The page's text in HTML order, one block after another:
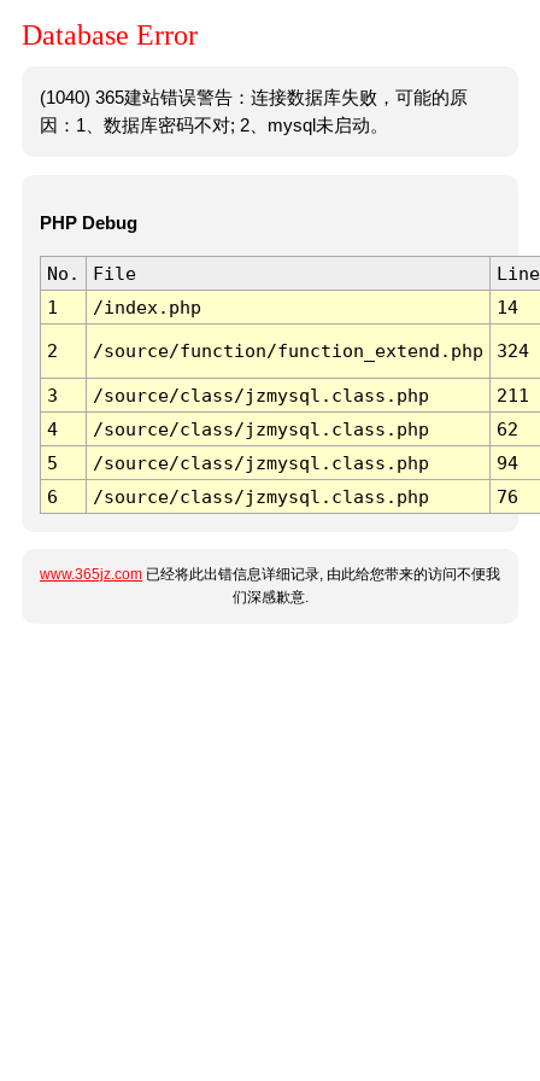
Database Error
(1040) 365建站错误警告：连接数据库失败，可能的原
因：1、数据库密码不对; 2、mysql未启动。
PHP Debug
No. File
Line
1
/index.php 14
2 /source/function/function_extend.php 324
3 /source/class/jzmysql.class.php
211
4
/source/class/jzmysql.class.php
62
5
/source/class/jzmysql.class.php
94
6
/source/class/jzmysql.class.php 76
www.365jz.com 已经将此出错信息详细记录, 由此给您带来的访问不便我
们深感歉意.